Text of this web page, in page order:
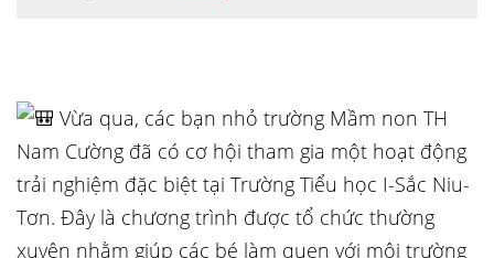
Vừa qua, các bạn nhỏ trường Mầm non TH
Nam Cường đã có cơ hội tham gia một hoạt động
trải nghiệm đặc biệt tại Trường Tiểu học I-Sắc Niu-
Tơn. Đây là chương trình được tổ chức thường
xuyên nhằm giúp các bé làm quen với môi trường